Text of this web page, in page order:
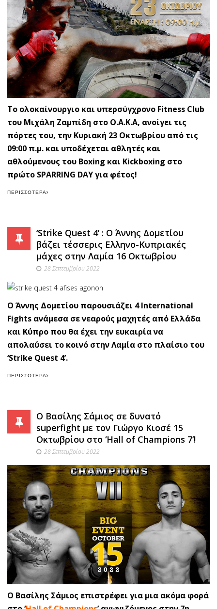
Το ολοκαίνουργιο και υπερσύγχρονο Fitness Club
του Μιχάλη Ζαμπίδη στο Ο.Α.Κ.Α, ανοίγει τις
πόρτες του, την Κυριακή 23 Οκτωβρίου από τις
09:00 π.μ. και υποδέχεται αθλητές και
αθλούμενους του Boxing και Kickboxing στο
πρώτο SPARRING DAY για φέτος!
ΠΕΡΙΣΣΌΤΕΡΑ
‘Strike Quest 4’ : Ο Άννης Δομετίου
βάζει τέσσερις Ελληνο-Κυπριακές
μάχες στην Λαμία 16 Οκτωβρίου
28 Σεπτεμβρίου 2022
Ο Άννης Δομετίου παρουσιάζει 4 International
Fights ανάμεσα σε νεαρούς μαχητές από Ελλάδα
και Κύπρο που θα έχει την ευκαιρία να
απολαύσει το κοινό στην Λαμία στο πλαίσιο του
‘Strike Quest 4’.
ΠΕΡΙΣΣΌΤΕΡΑ
Ο Βασίλης Σάμιος σε δυνατό
superfight με τον Γιώργο Κιοσέ 15
Οκτωβρίου στο ‘Hall of Champions 7’!
28 Σεπτεμβρίου 2022
Ο Βασίλης Σάμιος επιστρέφει για μια ακόμα φορά